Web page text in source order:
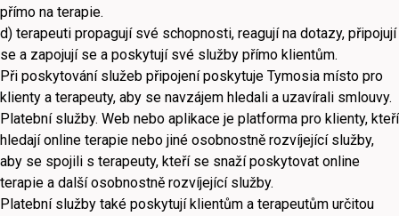
přímo na terapie.
d) terapeuti propagují své schopnosti, reagují na dotazy, připojují
se a zapojují se a poskytují své služby přímo klientům.
Při poskytování služeb připojení poskytuje Tymosia místo pro
klienty a terapeuty, aby se navzájem hledali a uzavírali smlouvy.
Platební služby. Web nebo aplikace je platforma pro klienty, kteří
hledají online terapie nebo jiné osobnostně rozvíjející služby,
aby se spojili s terapeuty, kteří se snaží poskytovat online
terapie a další osobnostně rozvíjející služby.
Platební služby také poskytují klientům a terapeutům určitou